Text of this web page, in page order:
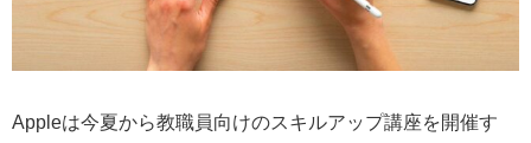
Appleは今夏から教職員向けのスキルアップ講座⁠⁠⁠⁠⁠⁠⁠⁠⁠⁠⁠を開催す